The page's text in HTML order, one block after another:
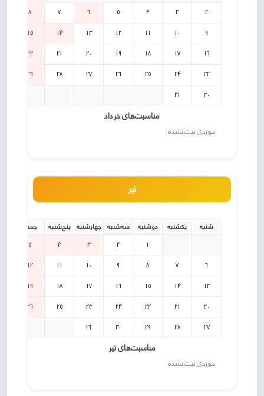
2
3
4
5
6
7
8
9
10
11
12
13
14
15
16
17
18
19
20
21
22
23
24
25
26
27
28
29
30
31
مناسبت‌های خرداد
موردی ثبت نشده
تیر
شنبه یکشنبه دوشنبه سه‌شنبه چهارشنبه پنج‌شنبه
جمعه
1
2
3
4
5
6
7
8
9
10
11
12
13
14
15
16
17
18
19
20
21
22
23
24
25
26
27
28
29
30
31
مناسبت‌های تیر
موردی ثبت نشده